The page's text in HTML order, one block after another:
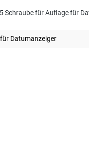
Schraube für Auflage für
Datumanzeiger